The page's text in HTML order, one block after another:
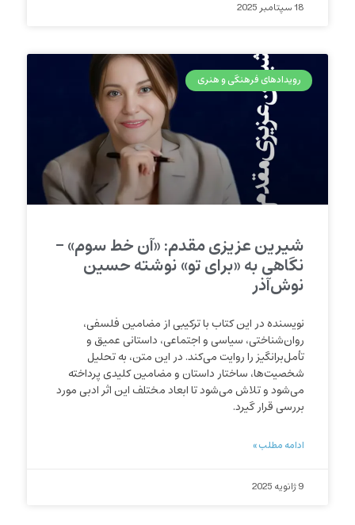
18 سپتامبر 2025
رویدادهای فرهنگی و هنری
شیرین عزیزی مقدم: «آن خط سوم» –
نگاهی به «برای تو» نوشته حسین
نوش‌آذر
نویسنده در این کتاب با ترکیبی از مضامین فلسفی،
روان‌شناختی، سیاسی و اجتماعی، داستانی عمیق و
تأمل‌برانگیز را روایت می‌کند. در این متن، به تحلیل
شخصیت‌ها، ساختار داستان و مضامین کلیدی پرداخته
می‌شود و تلاش می‌شود تا ابعاد مختلف این اثر ادبی مورد
بررسی قرار گیرد.
ادامه مطلب »
9 ژانویه 2025